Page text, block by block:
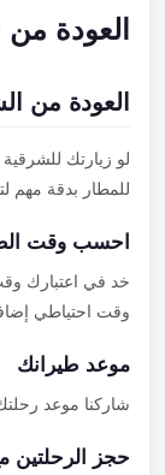
العودة من
العودة من
لو زيارتك
للمطار بدقة مهم
احسب وقت
خد في اعتبارك
وقت احتياطي
موعد طيرانك
شاركنا موعد
حجز الرحلتين